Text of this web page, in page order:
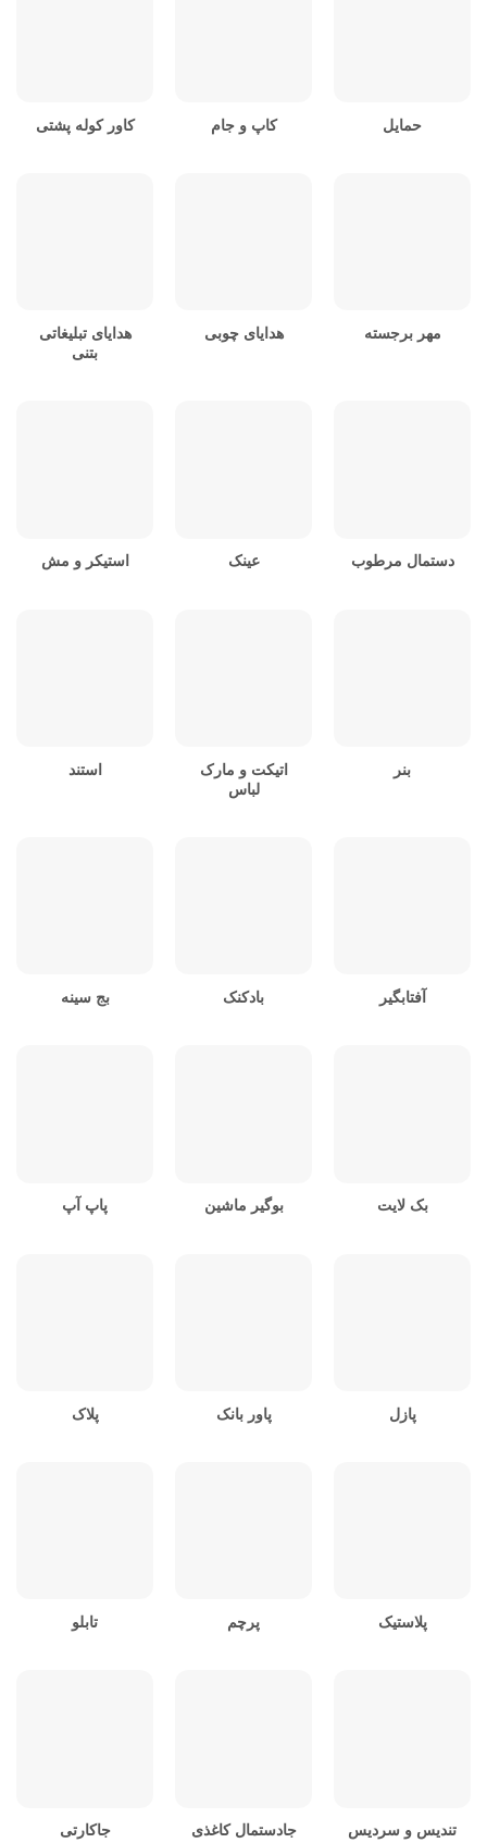
حمایل کاپ و جام کاور کوله پشتی
مهر برجسته هدایای چوبی
هدایای تبلیغاتی
بتنی
دستمال مرطوب عینک استیکر و مش
بنر
اتیکت و مارک
لباس
استند
آفتابگیر بادکنک بج سینه
بک لایت بوگیر ماشین پاپ آپ
پازل پاور بانک پلاک
پلاستیک پرچم تابلو
تندیس و سردیس جادستمال کاغذی جاکارتی